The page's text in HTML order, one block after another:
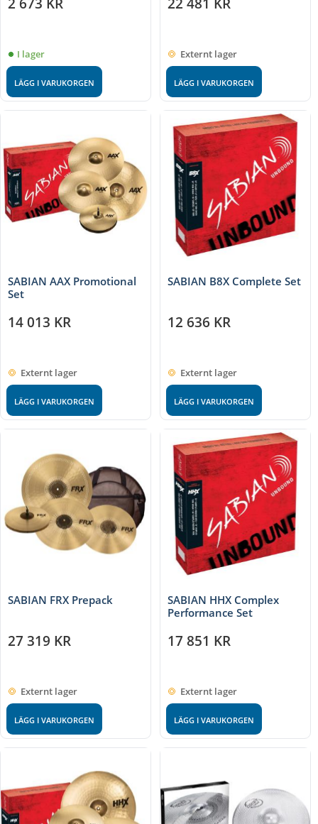
I lager
LÄGG I VARUKORGEN
Externt lager
LÄGG I VARUKORGEN
SABIAN AAX Promotional
Set
14 013 KR
Externt lager
LÄGG I VARUKORGEN
SABIAN B8X Complete Set
12 636 KR
Externt lager
LÄGG I VARUKORGEN
SABIAN FRX Prepack
27 319 KR
Externt lager
LÄGG I VARUKORGEN
SABIAN HHX Complex
Performance Set
17 851 KR
Externt lager
LÄGG I VARUKORGEN